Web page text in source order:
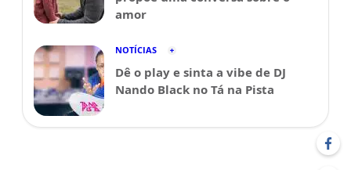
amor
NOTÍCIAS
Dê o play e sinta a vibe de DJ
Nando Black no Tá na Pista